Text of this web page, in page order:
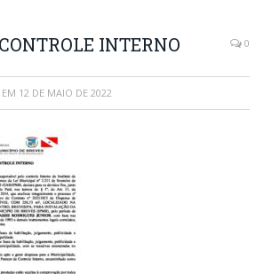
INTERNO 0
EM 12 DE MAIO DE 2022